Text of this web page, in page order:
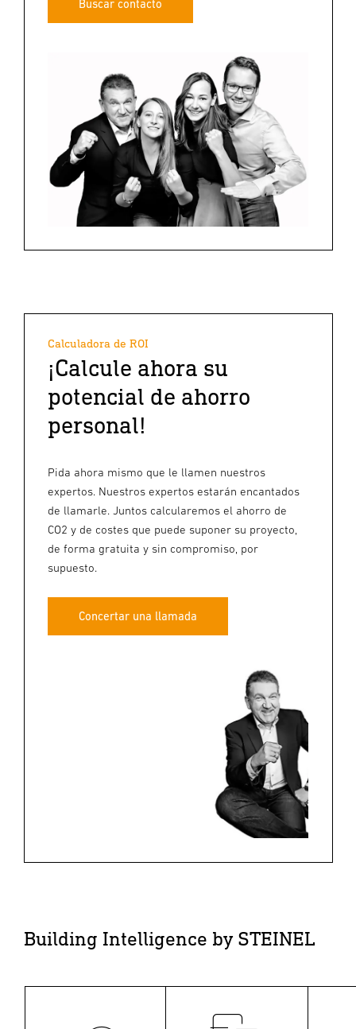
Buscar contacto
Calculadora de ROI
¡Calcule ahora su
potencial de ahorro
personal!
Pida ahora mismo que le llamen nuestros
expertos. Nuestros expertos estarán encantados
de llamarle. Juntos calcularemos el ahorro de
CO2 y de costes que puede suponer su proyecto,
de forma gratuita y sin compromiso, por
supuesto.
Concertar una llamada
Building Intelligence by STEINEL